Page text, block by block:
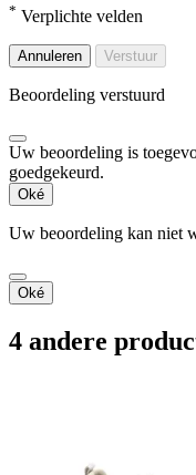
* Verplichte velden
Annuleren Verstuur
Beoordeling verstuurd
Uw beoordeling is
goedgekeurd.
Oké
Uw beoordeling kan niet
Oké
4 andere